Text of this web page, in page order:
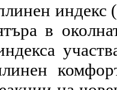
индекс
в